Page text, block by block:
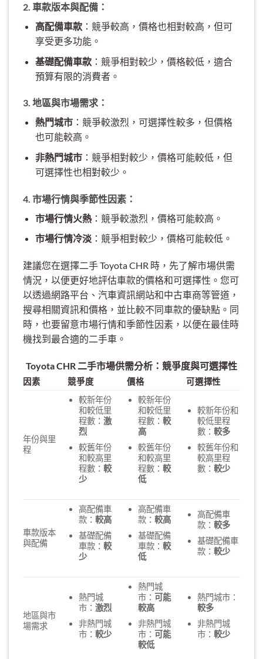
2. 車款版本與配備：
高配備車款：競爭較高，價格也相對較高，但可
享受更多功能。
基礎配備車款：競爭相對較少，價格較低，適合
預算有限的消費者。
3. 地區與市場需求：
熱門城市：競爭較激烈，可選擇性較多，但價格
也可能較高。
非熱門城市：競爭相對較少，價格可能較低，但
可選擇性也相對較少。
4. 市場行情與季節性因素：
市場行情火熱：競爭較激烈，價格可能較高。
市場行情冷淡：競爭相對較少，價格可能較低。
建議您在選擇二手 Toyota CHR 時，先了解市場供需
情況，以便更好地評估車款的價格和可選擇性。您可
以透過網路平台、汽車資訊網站和中古車商等管道，
搜尋相關資訊和價格，並比較不同車款的優缺點。同
時，也要留意市場行情和季節性因素，以便在最佳時
機找到最合適的二手車。
Toyota CHR 二手市場供需分析：競爭度與可選擇性
因素 競爭度 價格 可選擇性
年份與里
程
較新年份
和較低里
程數： 激
烈
較舊年份
和較高里
程數： 較
少
較新年份
和較低里
程數： 較
高
較舊年份
和較高里
程數： 較
低
較新年份和
較低里程
數： 較多
較舊年份和
較高里程
數： 較少
車款版本
與配備
高配備車
款： 較高
基礎配備
車款： 較
少
高配備車
款： 較高
基礎配備
車款： 較
低
高配備車
款： 較多
基礎配備車
款： 較少
地區與市
場需求
熱門城
市： 激烈
非熱門城
市： 較少
熱門城
市： 可能
較高
非熱門城
市： 可能
較低
熱門城市：
較多
非熱門城
市： 較少